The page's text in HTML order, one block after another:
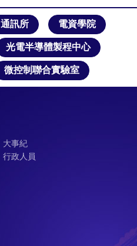
通訊所 電資學院
光電半導體製程中心
微控制聯合實驗室
大事紀
行政人員